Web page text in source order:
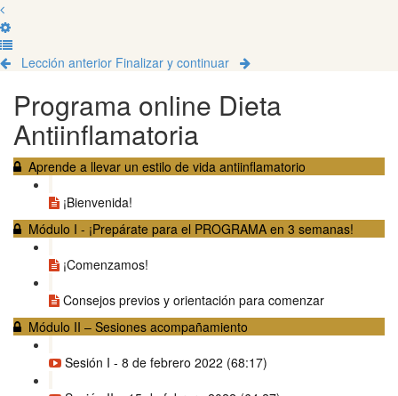
Lección anterior Finalizar y continuar
Programa online Dieta
Antiinflamatoria
Aprende a llevar un estilo de vida antiinflamatorio
¡Bienvenida!
Módulo I - ¡Prepárate para el PROGRAMA en 3 semanas!
¡Comenzamos!
Consejos previos y orientación para comenzar
Módulo II – Sesiones acompañamiento
Sesión I - 8 de febrero 2022 (68:17)